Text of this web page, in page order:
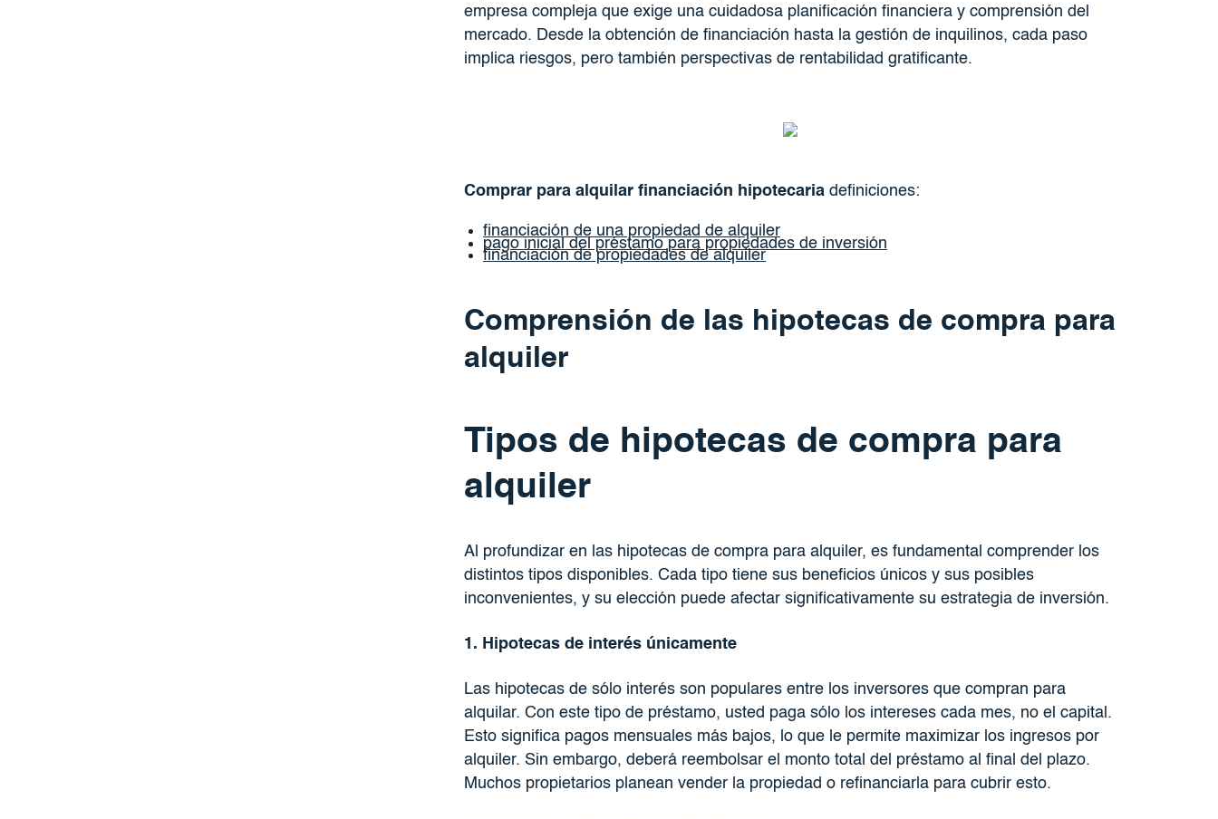
empresa compleja que exige una cuidadosa planificación financiera y comprensión del
mercado. Desde la obtención de financiación hasta la gestión de inquilinos, cada paso
implica riesgos, pero también perspectivas de rentabilidad gratificante.
Comprar para alquilar financiación hipotecariadefiniciones:
financiación de una propiedad de alquiler
pago inicial del préstamo para propiedades de inversión
financiación de propiedades de alquiler
Comprensión de las hipotecas de compra para
alquiler
Tipos de hipotecas de compra para
alquiler
Al profundizar en las hipotecas de compra para alquiler, es fundamental comprender los
distintos tipos disponibles. Cada tipo tiene sus beneficios únicos y sus posibles
inconvenientes, y su elección puede afectar significativamente su estrategia de inversión.
1. Hipotecas de interés únicamente
Las hipotecas de sólo interés son populares entre los inversores que compran para
alquilar. Con este tipo de préstamo, usted paga sólo los intereses cada mes, no el capital.
Esto significa pagos mensuales más bajos, lo que le permite maximizar los ingresos por
alquiler. Sin embargo, deberá reembolsar el monto total del préstamo al final del plazo.
Muchos propietarios planean vender la propiedad o refinanciarla para cubrir esto.